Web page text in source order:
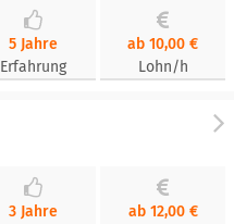
5 Jahre
Erfahrung
ab 10,00 €
Lohn/h
3 Jahre
ab 12,00 €